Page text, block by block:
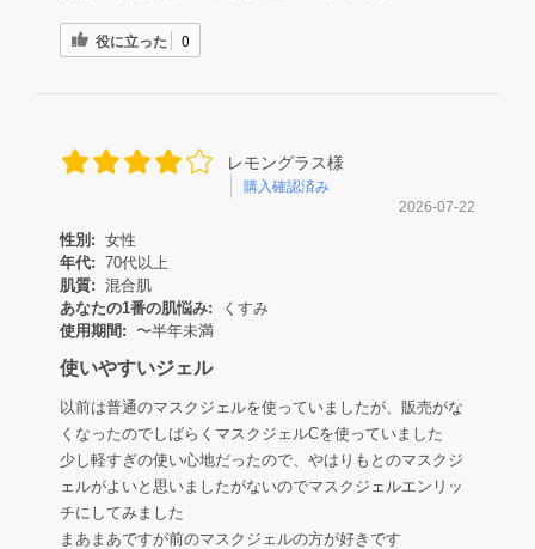
役に立った 0
レモングラス様
購入確認済み
2026-07-22
性別: 女性
年代: 70代以上
肌質: 混合肌
あなたの1番の肌悩み:
くすみ
使用期間:
〜半年未満
使いやすいジェル
以前は普通のマスクジェルを使っていましたが、販売がな
くなったのでしばらくマスクジェルCを使っていました
少し軽すぎの使い心地だったので、やはりもとのマスクジ
ェルがよいと思いましたがないのでマスクジェルエンリッ
チにしてみました
まあまあですが前のマスクジェルの方が好きです